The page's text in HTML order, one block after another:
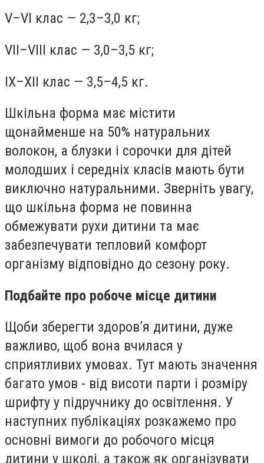
V–VI клас — 2,3–3,0 кг;
VII–VIII клас — 3,0–3,5 кг;
IХ–ХII клас — 3,5–4,5 кг.
Шкільна форма має містити
щонайменше на 50% натуральних
волокон, а блузки і сорочки для дітей
молодших і середніх класів мають бути
виключно натуральними. Зверніть увагу,
що шкільна форма не повинна
обмежувати рухи дитини та має
забезпечувати тепловий комфорт
організму відповідно до сезону року.
Подбайте про робоче місце дитини
Щоби зберегти здоров’я дитини, дуже
важливо, щоб вона вчилася у
сприятливих умовах. Тут мають значення
багато умов - від висоти парти і розміру
шрифту у підручнику до освітлення. У
наступних публікаціях розкажемо про
основні вимоги до робочого місця
дитини у школі, а також як організувати